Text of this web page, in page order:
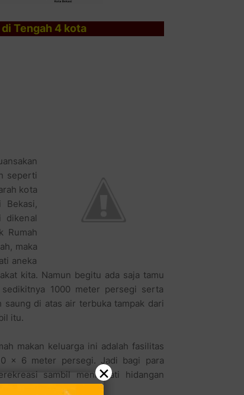
Tengah 4 kota
seperti
kota
dikenal
Rumah
maka
aneka
kita. Namun begitu ada saja tamu
1000 meter persegi serta
saung di atas air terbuka tampak dari
itu.
makan keluarga ini adalah fasilitas
x 6 meter persegi. Jadi bagi para
sambil menikmati hidangan
maupun ikan laut.
×